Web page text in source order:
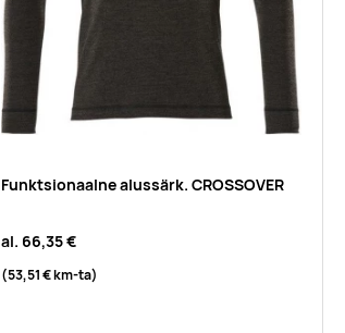
Funktsionaalne alussärk. CROSSOVER
al. 66,35 €
(53,51 €km-ta)